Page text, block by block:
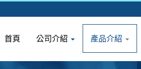
首頁 公司介紹 產品介紹